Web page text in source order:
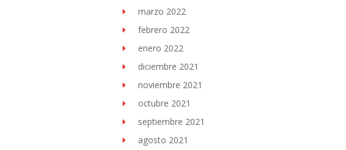
marzo 2022
febrero 2022
enero 2022
diciembre 2021
noviembre 2021
octubre 2021
septiembre 2021
agosto 2021